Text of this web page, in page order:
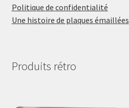
Politique de confidentialité
Une histoire de plaques émaillées
Produits rétro